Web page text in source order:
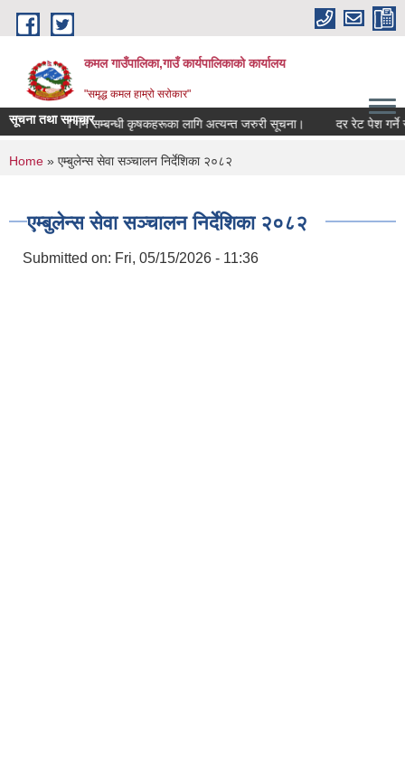
Skip to main content
कमल गाउँपालिका,गाउँ कार्यपालिकाको कार्यालय
"समृद्ध कमल हाम्रो सरोकार"
सूचना तथा समाचार
बाली बीमा गर्ने सम्बन्धी कृषकहरूका लागि अत्यन्त जरुरी सूचना। दर रेट पेश गर्ने
You are here
Home » एम्बुलेन्स सेवा सञ्चालन निर्देशिका २०८२
एम्बुलेन्स सेवा सञ्चालन निर्देशिका २०८२
Submitted on: Fri, 05/15/2026 - 11:36